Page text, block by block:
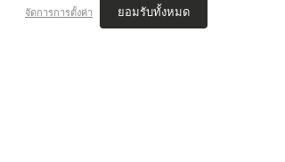
VIS'COM REVIEWs
จัดการการตั้งค่า ยอมรับทั้งหมด